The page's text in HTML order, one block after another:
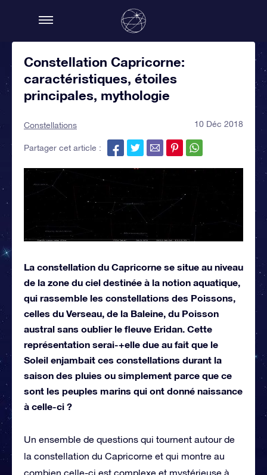
Constellation Capricorne:
caractéristiques, étoiles
principales, mythologie
Constellations 10 Déc 2018
Partager cet article :
La constellation du Capricorne se situe au niveau
de la zone du ciel destinée à la notion aquatique,
qui rassemble les constellations des Poissons,
celles du Verseau, de la Baleine, du Poisson
austral sans oublier le fleuve Eridan. Cette
représentation serai-+elle due au fait que le
Soleil enjambait ces constellations durant la
saison des pluies ou simplement parce que ce
sont les peuples marins qui ont donné naissance
à celle-ci ?
Un ensemble de questions qui tournent autour de
la constellation du Capricorne et qui montre au
combien celle-ci est complexe et mystérieuse à